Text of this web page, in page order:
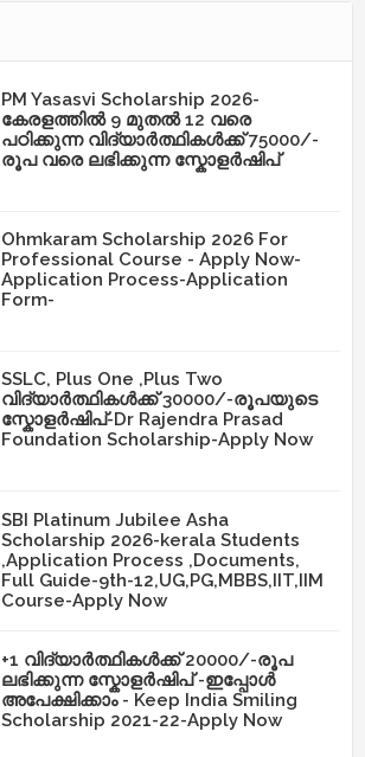
PM Yasasvi Scholarship 2026-
കേരളത്തിൽ 9 മുതൽ 12 വരെ
പഠിക്കുന്ന വിദ്യാർത്ഥികൾക്ക് 75000/-
രൂപ വരെ ലഭിക്കുന്ന സ്കോളർഷിപ്
Ohmkaram Scholarship 2026 For
Professional Course - Apply Now-
Application Process-Application
Form-
SSLC, Plus One ,Plus Two
വിദ്യാർത്ഥികൾക്ക് 30000/-രൂപയുടെ
സ്കോളർഷിപ്-Dr Rajendra Prasad
Foundation Scholarship-Apply Now
SBI Platinum Jubilee Asha
Scholarship 2026-kerala Students
,Application Process ,Documents,
Full Guide-9th-12,UG,PG,MBBS,IIT,IIM
Course-Apply Now
+1 വിദ്യാർത്ഥികൾക്ക് 20000/-രൂപ
ലഭിക്കുന്ന സ്കോളർഷിപ് -ഇപ്പോൾ
അപേക്ഷിക്കാം - Keep India Smiling
Scholarship 2021-22-Apply Now